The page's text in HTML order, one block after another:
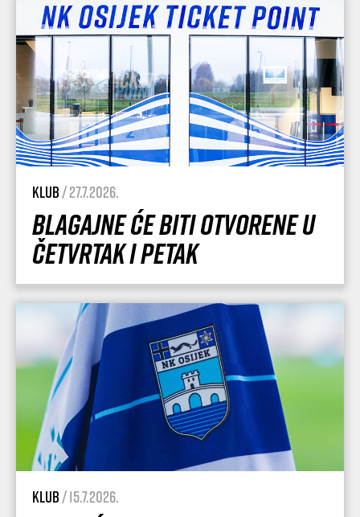
Klub/ 27.7.2026.
Blagajne će biti otvorene u
četvrtak i petak
Klub/ 15.7.2026.